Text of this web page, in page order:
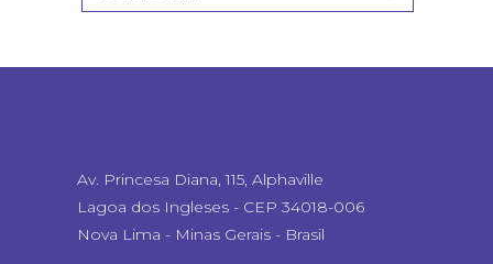
Av. Princesa Diana, 115, Alphaville
Lagoa dos Ingleses - CEP 34018-006
Nova Lima - Minas Gerais - Brasil